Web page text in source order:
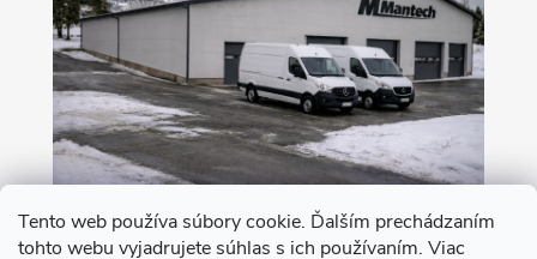
Tento web používa súbory cookie. Ďalším prechádzaním
tohto webu vyjadrujete súhlas s ich používaním. Viac